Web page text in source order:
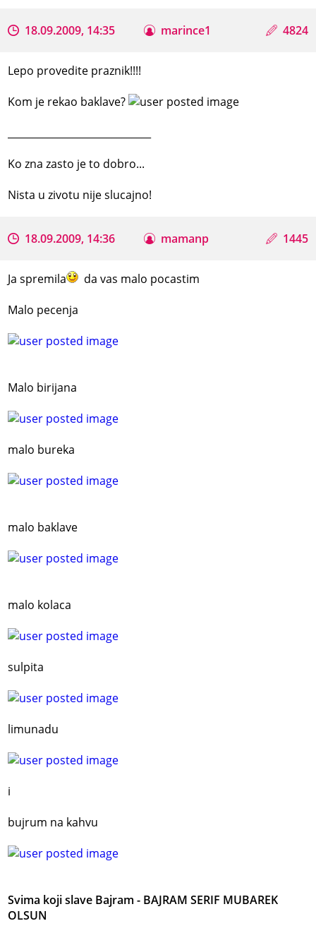
18.09.2009, 14:35 marince1 4824
Lepo provedite praznik!!!!
Kom je rekao baklave?
Ko zna zasto je to dobro...
Nista u zivotu nije slucajno!
18.09.2009, 14:36 mamanp 1445
Ja spremila
da vas malo pocastim
Malo pecenja
Malo birijana
malo bureka
malo baklave
malo kolaca
sulpita
limunadu
i
bujrum na kahvu
Svima koji slave Bajram - BAJRAM SERIF MUBAREK
OLSUN